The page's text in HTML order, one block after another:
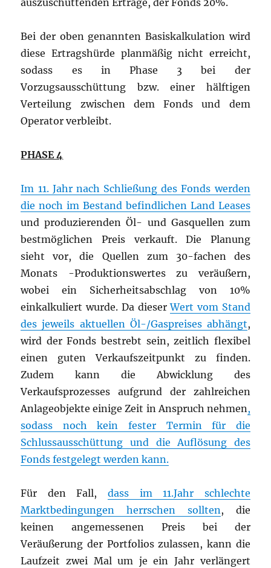
auszuschüttenden Erträge, der Fonds 20%.
Bei der oben genannten Basiskalkulation wird
diese Ertragshürde planmäßig nicht erreicht,
sodass es in Phase 3 bei der
Vorzugsausschüttung bzw. einer hälftigen
Verteilung zwischen dem Fonds und dem
Operator verbleibt.
PHASE 4
Im 11. Jahr nach Schließung des Fonds werden
die noch im Bestand befindlichen Land Leases
und produzierenden Öl- und Gasquellen zum
bestmöglichen Preis verkauft. Die Planung
sieht vor, die Quellen zum 30-fachen des
Monats -Produktionswertes zu veräußern,
wobei ein Sicherheitsabschlag von 10%
einkalkuliert wurde. Da dieserWert vom Stand
des jeweils aktuellen Öl-/Gaspreises abhängt,
wird der Fonds bestrebt sein, zeitlich flexibel
einen guten Verkaufszeitpunkt zu finden.
Zudem kann die Abwicklung des
Verkaufsprozesses aufgrund der zahlreichen
Anlageobjekte einige Zeit in Anspruch nehmen,
sodass noch kein fester Termin für die
Schlussausschüttung und die Auflösung des
Fonds festgelegt werden kann.
Für den Fall, dass im 11.Jahr schlechte
Marktbedingungen herrschen sollten, die
keinen angemessenen Preis bei der
Veräußerung der Portfolios zulassen, kann die
Laufzeit zwei Mal um je ein Jahr verlängert